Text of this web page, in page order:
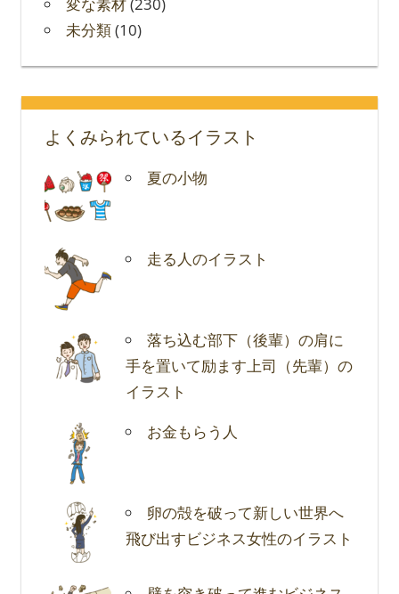
変な素材(230)
未分類(10)
よくみられているイラスト
夏の小物
走る人のイラスト
落ち込む部下（後輩）の肩に
手を置いて励ます上司（先輩）の
イラスト
お金もらう人
卵の殻を破って新しい世界へ
飛び出すビジネス女性のイラスト